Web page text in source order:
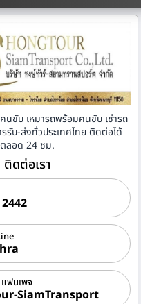
นขับ เหมารถพร้อมคนขับ เช่ารถ
รับ-ส่งทั่วประเทศไทย ติดต่อได้
ตลอด 24 ชม.
ติดต่อเรา
ฟนเพจ
SiamTransport